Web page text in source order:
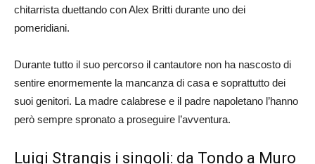
chitarrista duettando con Alex Britti durante uno dei
pomeridiani.
Durante tutto il suo percorso il cantautore non ha nascosto di
sentire enormemente la mancanza di casa e soprattutto dei
suoi genitori. La madre calabrese e il padre napoletano l’hanno
però sempre spronato a proseguire l’avventura.
Luigi Strangis i singoli: da Tondo a Muro